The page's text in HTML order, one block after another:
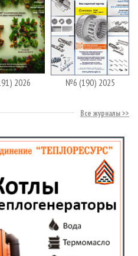
2026 №6 (190) 2025
Все журналы